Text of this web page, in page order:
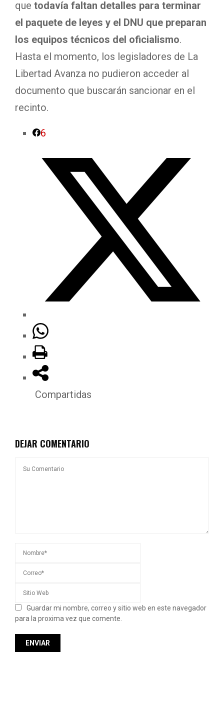
que todavía faltan detalles para terminar
el paquete de leyes y el DNU que preparan
los equipos técnicos del oficialismo.
Hasta el momento, los legisladores de La
Libertad Avanza no pudieron acceder al
documento que buscarán sancionar en el
recinto.
6
Compartidas
DEJAR COMENTARIO
Guardar mi nombre, correo y sitio web en este navegador
para la proxima vez que comente.